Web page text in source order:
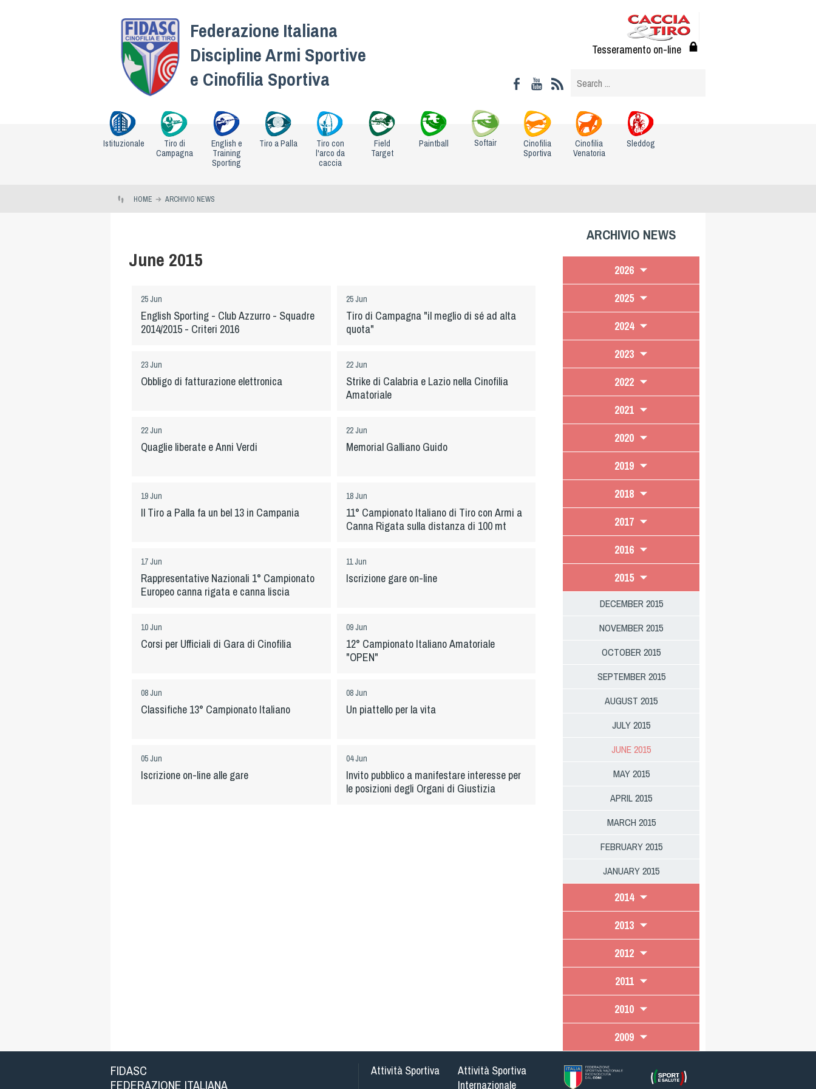
Federazione Italiana
Discipline Armi Sportive
e Cinofilia Sportiva
Tesseramento on-line
Istituzionale
Tiro di
Campagna
English e
Training
Sporting
Tiro a Palla
Tiro con
l'arco da
caccia
Field
Target
Paintball Softair
Cinofilia
Sportiva
Cinofilia
Venatoria
Sleddog
HOME ARCHIVIO NEWS
June 2015
25 Jun
English Sporting - Club Azzurro - Squadre
2014/2015 - Criteri 2016
25 Jun
Tiro di Campagna "il meglio di sé ad alta
quota"
23 Jun
Obbligo di fatturazione elettronica
22 Jun
Strike di Calabria e Lazio nella Cinofilia
Amatoriale
22 Jun
Quaglie liberate e Anni Verdi
22 Jun
Memorial Galliano Guido
19 Jun
Il Tiro a Palla fa un bel 13 in Campania
18 Jun
11° Campionato Italiano di Tiro con Armi a
Canna Rigata sulla distanza di 100 mt
17 Jun
Rappresentative Nazionali 1° Campionato
Europeo canna rigata e canna liscia
11 Jun
Iscrizione gare on-line
10 Jun
Corsi per Ufficiali di Gara di Cinofilia
09 Jun
12° Campionato Italiano Amatoriale
"OPEN"
08 Jun
Classifiche 13° Campionato Italiano
08 Jun
Un piattello per la vita
05 Jun
Iscrizione on-line alle gare
04 Jun
Invito pubblico a manifestare interesse per
le posizioni degli Organi di Giustizia
ARCHIVIO NEWS
2026
2025
2024
2023
2022
2021
2020
2019
2018
2017
2016
2015
DECEMBER 2015
NOVEMBER 2015
OCTOBER 2015
SEPTEMBER 2015
AUGUST 2015
JULY 2015
JUNE 2015
MAY 2015
APRIL 2015
MARCH 2015
FEBRUARY 2015
JANUARY 2015
2014
2013
2012
2011
2010
2009
FIDASC
FEDERAZIONE ITALIANA
Attività Sportiva
Attività Sportiva
Internazionale